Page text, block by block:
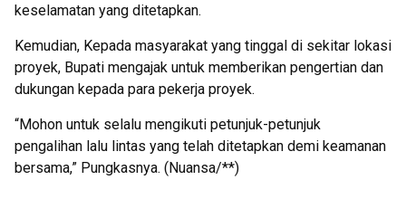
keselamatan yang ditetapkan.
Kemudian, Kepada masyarakat yang tinggal di sekitar lokasi
proyek, Bupati mengajak untuk memberikan pengertian dan
dukungan kepada para pekerja proyek.
“Mohon untuk selalu mengikuti petunjuk-petunjuk
pengalihan lalu lintas yang telah ditetapkan demi keamanan
bersama,” Pungkasnya. (Nuansa/**)